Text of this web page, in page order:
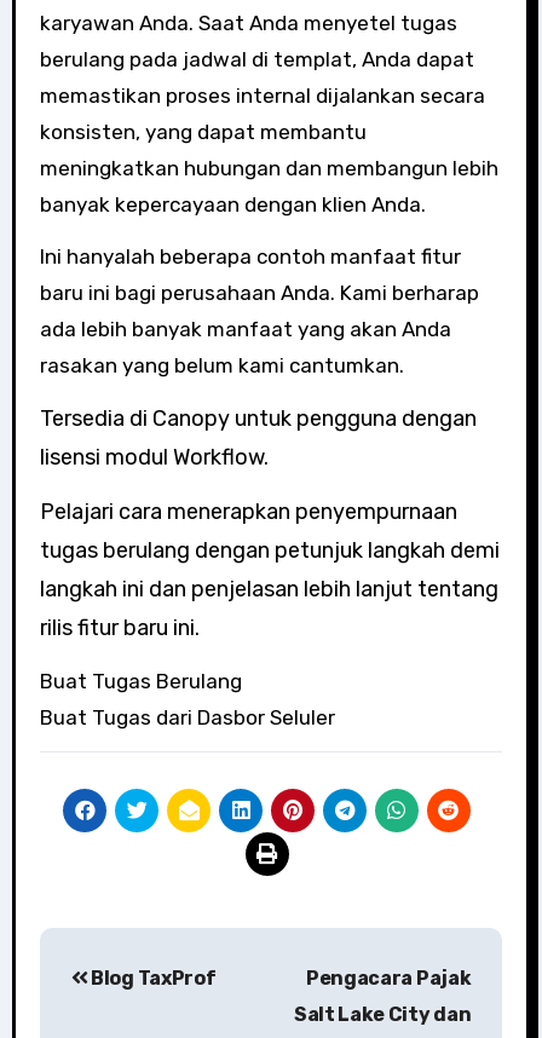
karyawan Anda. Saat Anda menyetel tugas
berulang pada jadwal di templat, Anda dapat
memastikan proses internal dijalankan secara
konsisten, yang dapat membantu
meningkatkan hubungan dan membangun lebih
banyak kepercayaan dengan klien Anda.
Ini hanyalah beberapa contoh manfaat fitur
baru ini bagi perusahaan Anda. Kami berharap
ada lebih banyak manfaat yang akan Anda
rasakan yang belum kami cantumkan.
Tersedia di Canopy untuk pengguna dengan
lisensi modul Workflow.
Pelajari cara menerapkan penyempurnaan
tugas berulang dengan petunjuk langkah demi
langkah ini dan penjelasan lebih lanjut tentang
rilis fitur baru ini.
Buat Tugas Berulang
Buat Tugas dari Dasbor Seluler
navigation
Blog TaxProf
Pengacara Pajak
Salt Lake City dan